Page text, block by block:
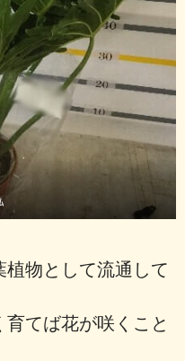
物として流通して
が咲くこと